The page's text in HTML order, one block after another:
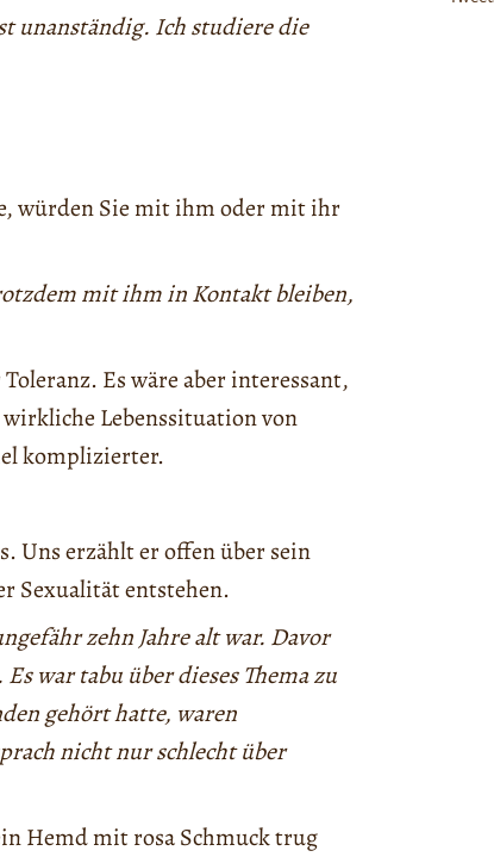
unanständig. Ich studiere die
würden Sie mit ihm oder mit ihr
mit ihm in Kontakt bleiben,
Es wäre aber interessant,
wirkliche Lebenssituation von
komplizierter.
Uns erzählt er offen über sein
Sexualität entstehen.
zehn Jahre alt war. Davor
war tabu über dieses Thema zu
gehört hatte, waren
nicht nur schlecht über
Hemd mit rosa Schmuck trug